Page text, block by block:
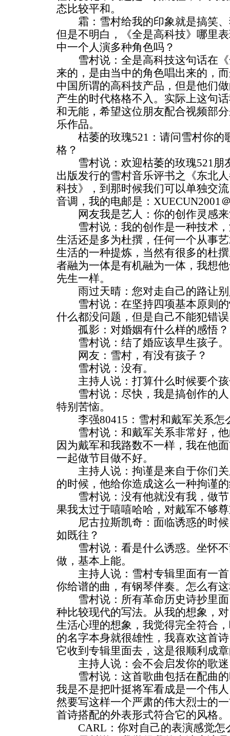
态比较平和。
霜：雪村给我的印象就是搞笑、
但是不明白，《全是高科技》哪里
中一个人演多种角色吗？
雪村说：全是高科技这句话在《
来的，是由当中的角色唱出来的，
中国所谓的高科技产品，但是他们
产生的时代格格不入。实际上这句
和无能，希望这位朋友配合视频部
乐作品。
枯萎的玫瑰521：请问雪村你的
格？
雪村说：欢迎枯萎的玫瑰521朋
出版发行的雪村音乐评书之《东北
科技》，到那时候我们可以单独交
音调，我的电邮是：XUECUN2001
网友我是艺人：你的创作灵感来
雪村说：我的创作是一种技术，
生活还是多为杜撰，任何一个从事
生活的一种提炼，当然有很多的杜
者融为一体是有机融为一体，我想
先生一样。
雨过天晴：您对走自己的路让别
雪村说：在坚持四项基本原则的
什么都没问题，但是自己不能犯错
孤影：对婚姻有什么样的感悟？
雪村说：结了婚应该早生孩子。
网友：雪村，有没有孩子？
雪村说：没有。
主持人说：打算什么时候要个孩
雪村说：尽快，我是搞创作的人
特别苦恼。
李强80415：雪村和戴军关系怎
雪村说：和戴军关系非常好，他
因为戴军和我路数不一样，我在他
一起做节目做不好。
主持人说：拘谨是来自于你们关
的时候，他给你造成这么一种拘谨
雪村说：没有他就没有我，做节
果我太过于嘻嘻哈哈，对戴军不够
尼古拉斯凯奇：面临诱惑的时候
如既往？
雪村说：看是什么诱惑。坐怀不
做，基本上能。
主持人说：雪村专辑里面有一首
你给谱的曲，有钢琴伴奏。怎么有
雪村说：所有革命历史诗抄里面
种比较现代的写法。从我的想象，
生活心理的想象，我觉得完全符合
的名字本身就很雄性，我喜欢这首
它收到专辑里面去，这是很顺利成
主持人说：会不会启发你的歌迷
雪村说：这首歌曲包括在配曲的
我是不是把叶挺将军看成是一个伟
然要写这样一个严肃的伟大烈士的
首诗搭配的外表形式符合它的风格。
CARL：你对自己的表演感觉怎